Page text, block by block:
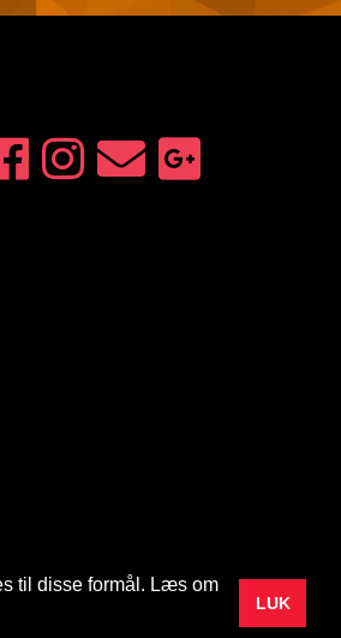
til disse formål. Læs om
LUK